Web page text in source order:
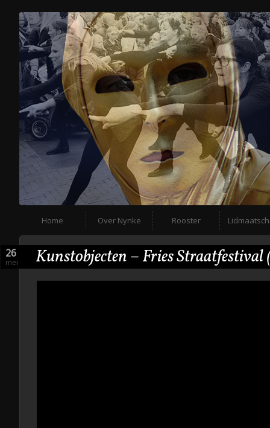
Home Over Nynke Rooster
26
mei Kunstobjecten – Fries